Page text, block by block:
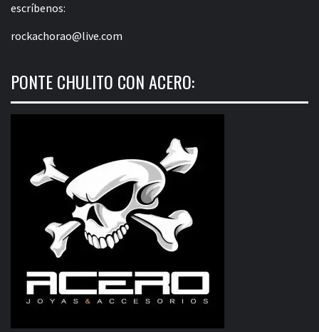
escríbenos:
rockachorao@live.com
PONTE CHULITO CON ACERO: